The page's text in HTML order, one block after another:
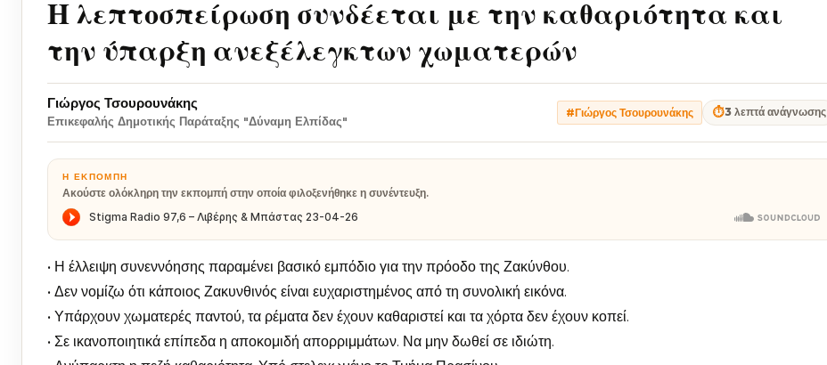
Η λεπτοσπείρωση συνδέεται με την καθαριότητα και
την ύπαρξη ανεξέλεγκτων χωματερών
Γιώργος Τσουρουνάκης
Επικεφαλής Δημοτικής Παράταξης "Δύναμη Ελπίδας"
#Γιώργος Τσουρουνάκης ⏱3 λεπτά ανάγνωσης
Η ΕΚΠΟΜΠΉ
Ακούστε ολόκληρη την εκπομπή στην οποία φιλοξενήθηκε η συνέντευξη.
• Η έλλειψη συνεννόησης παραμένει βασικό εμπόδιο για την πρόοδο της Ζακύνθου.
• Δεν νομίζω ότι κάποιος Ζακυνθινός είναι ευχαριστημένος από τη συνολική εικόνα.
• Υπάρχουν χωματερές παντού, τα ρέματα δεν έχουν καθαριστεί και τα χόρτα δεν έχουν κοπεί.
• Σε ικανοποιητικά επίπεδα η αποκομιδή απορριμμάτων. Να μην δωθεί σε ιδιώτη.